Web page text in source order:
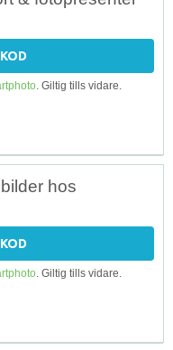
. Giltig tills vidare.
hos
. Giltig tills vidare.